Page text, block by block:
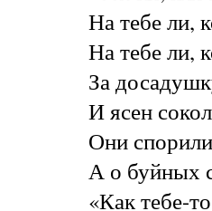
На тебе ли,
На тебе ли,
За
И ясен
Они
А о буйных
«Как тебе-